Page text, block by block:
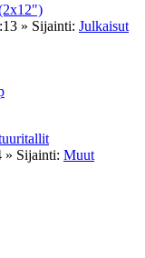
» Sijainti: Julkaisut
» Sijainti: Muut